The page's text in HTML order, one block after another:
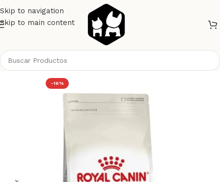
Skip to navigation
Skip to main content
-16%